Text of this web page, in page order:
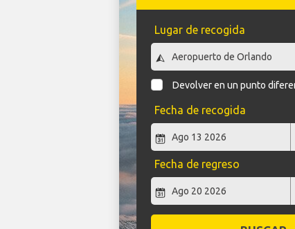
Lugar de recogida
Devolver en un punto
Fecha de recogida
Fecha de regreso